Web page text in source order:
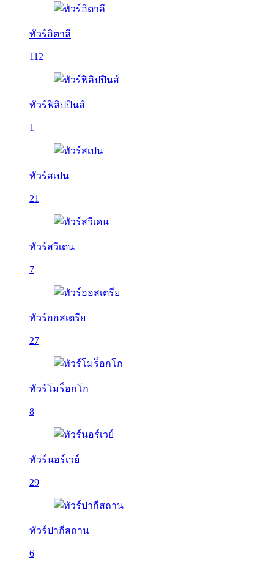
ทัวร์อิตาลี
112
ทัวร์ฟิลิปปินส์
1
ทัวร์สเปน
21
ทัวร์สวีเดน
7
ทัวร์ออสเตรีย
27
ทัวร์โมร็อกโก
8
ทัวร์นอร์เวย์
29
ทัวร์ปากีสถาน
6